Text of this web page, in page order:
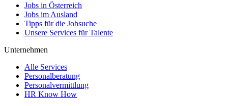
Jobs in Österreich
Jobs im Ausland
Tipps für die Jobsuche
Unsere Services für Talente
Unternehmen
Alle Services
Personalberatung
Personalvermittlung
HR Know How